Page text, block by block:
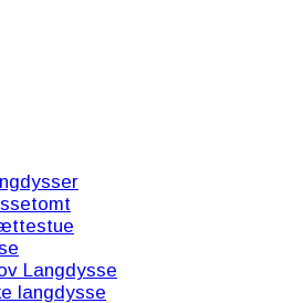
Langdysse
langdysse